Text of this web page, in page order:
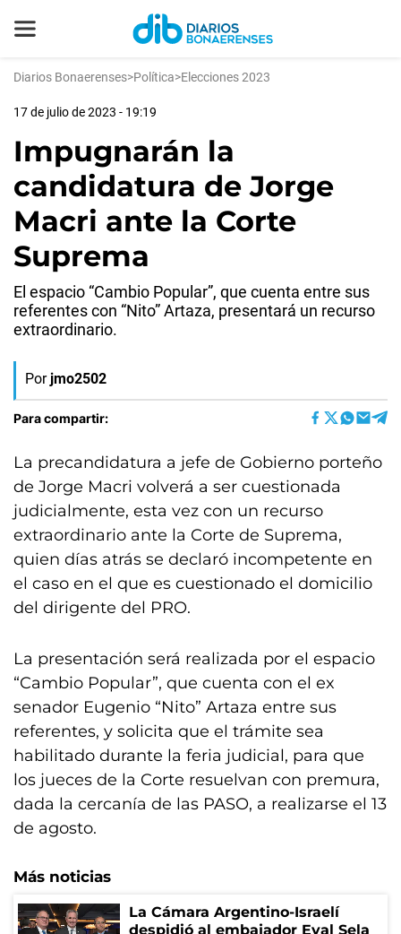
Diarios Bonaerenses>Política>Elecciones 2023
17 de julio de 2023 - 19:19
Impugnarán la
candidatura de Jorge
Macri ante la Corte
Suprema
El espacio “Cambio Popular”, que cuenta entre sus
referentes con “Nito” Artaza, presentará un recurso
extraordinario.
Por jmo2502
Para compartir:
La precandidatura a jefe de Gobierno porteño
de Jorge Macri volverá a ser cuestionada
judicialmente, esta vez con un recurso
extraordinario ante la Corte de Suprema,
quien días atrás se declaró incompetente en
el caso en el que es cuestionado el domicilio
del dirigente del PRO.
La presentación será realizada por el espacio
“Cambio Popular”, que cuenta con el ex
senador Eugenio “Nito” Artaza entre sus
referentes, y solicita que el trámite sea
habilitado durante la feria judicial, para que
los jueces de la Corte resuelvan con premura,
dada la cercanía de las PASO, a realizarse el 13
de agosto.
Más noticias
La Cámara Argentino-Israelí
despidió al embajador Eyal Sela